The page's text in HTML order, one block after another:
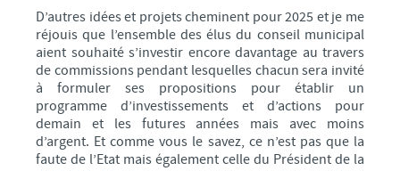
D’autres idées et projets cheminent pour 2025 et je me
réjouis que l’ensemble des élus du conseil municipal
aient souhaité s’investir encore davantage au travers
de commissions pendant lesquelles chacun sera invité
à formuler ses propositions pour établir un
programme d’investissements et d’actions pour
demain et les futures années mais avec moins
d’argent. Et comme vous le savez, ce n’est pas que la
faute de l’Etat mais également celle du Président de la